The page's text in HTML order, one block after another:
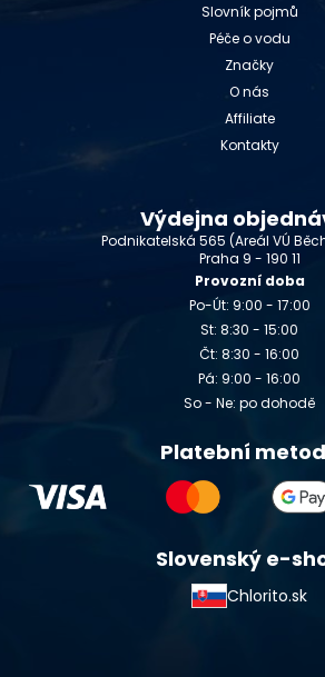
Slovník pojmů
Péče o vodu
Značky
O nás
Affiliate
Kontakty
Výdejna
Podnikatelská 565 (Areál VÚ
Praha 9 - 190 11
Provozní doba
Po-Út: 9:00 - 17:00
St: 8:30 - 15:00
Čt: 8:30 - 16:00
Pá: 9:00 - 16:00
So - Ne: po dohodě
Platební
Slovenský e-
Chlorito.sk